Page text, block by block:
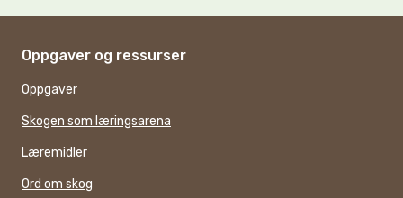
Oppgaver og ressurser
Oppgaver
Skogen som læringsarena
Læremidler
Ord om skog